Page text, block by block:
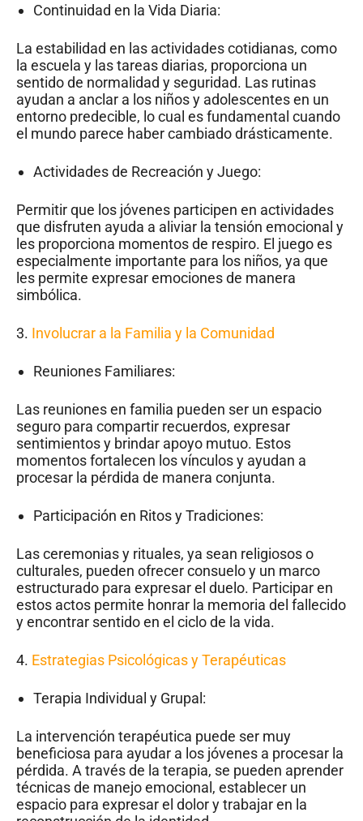
Continuidad en la Vida Diaria:
La estabilidad en las actividades cotidianas, como
la escuela y las tareas diarias, proporciona un
sentido de normalidad y seguridad. Las rutinas
ayudan a anclar a los niños y adolescentes en un
entorno predecible, lo cual es fundamental cuando
el mundo parece haber cambiado drásticamente.
Actividades de Recreación y Juego:
Permitir que los jóvenes participen en actividades
que disfruten ayuda a aliviar la tensión emocional y
les proporciona momentos de respiro. El juego es
especialmente importante para los niños, ya que
les permite expresar emociones de manera
simbólica.
3. Involucrar a la Familia y la Comunidad
Reuniones Familiares:
Las reuniones en familia pueden ser un espacio
seguro para compartir recuerdos, expresar
sentimientos y brindar apoyo mutuo. Estos
momentos fortalecen los vínculos y ayudan a
procesar la pérdida de manera conjunta.
Participación en Ritos y Tradiciones:
Las ceremonias y rituales, ya sean religiosos o
culturales, pueden ofrecer consuelo y un marco
estructurado para expresar el duelo. Participar en
estos actos permite honrar la memoria del fallecido
y encontrar sentido en el ciclo de la vida.
4. Estrategias Psicológicas y Terapéuticas
Terapia Individual y Grupal:
La intervención terapéutica puede ser muy
beneficiosa para ayudar a los jóvenes a procesar la
pérdida. A través de la terapia, se pueden aprender
técnicas de manejo emocional, establecer un
espacio para expresar el dolor y trabajar en la